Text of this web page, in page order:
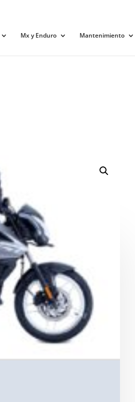
Mx y Enduro Mantenimiento